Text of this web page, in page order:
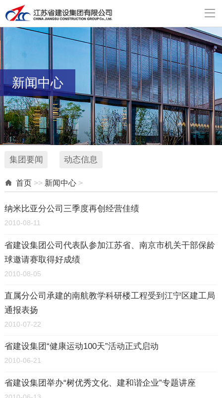

新闻中心
集团要闻 动态信息
 首页 >> 新闻中心 >
纳米比亚分公司三季度再创经营佳绩
2010-08-11
省建设集团公司代表队参加江苏省、南京市机关干部保龄
球邀请赛取得好成绩
2010-08-05
直属分公司承建的南航教学科研楼工程受到江宁区建工局
通报表扬
2010-07-22
省建设集团“健康运动100天”活动正式启动
2010-06-21
省建设集团举办“树优秀文化、建和谐企业”专题讲座